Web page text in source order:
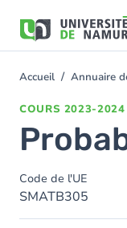
contenu
You
Accueil Annuaire
COURS 2023-2024
Code de l'UE
SMATB305